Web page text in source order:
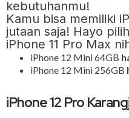
kebutuhanmu!
Kamu bisa memiliki
jutaan saja! Hayo
iPhone 11 Pro Max
iPhone 12 Mini 64GB
iPhone 12 Mini 256GB
iPhone 12 Pro